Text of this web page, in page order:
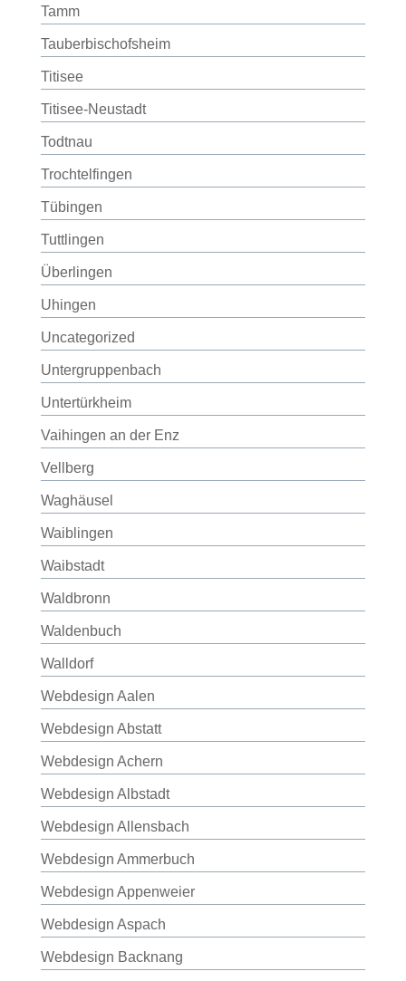
Tamm
Tauberbischofsheim
Titisee
Titisee-Neustadt
Todtnau
Trochtelfingen
Tübingen
Tuttlingen
Überlingen
Uhingen
Uncategorized
Untergruppenbach
Untertürkheim
Vaihingen an der Enz
Vellberg
Waghäusel
Waiblingen
Waibstadt
Waldbronn
Waldenbuch
Walldorf
Webdesign Aalen
Webdesign Abstatt
Webdesign Achern
Webdesign Albstadt
Webdesign Allensbach
Webdesign Ammerbuch
Webdesign Appenweier
Webdesign Aspach
Webdesign Backnang